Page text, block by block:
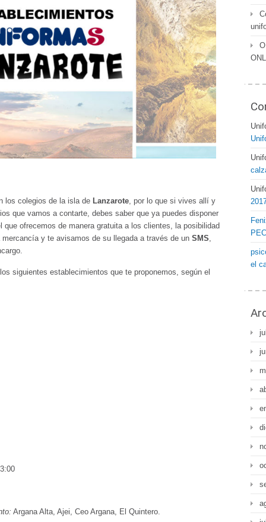
los colegios de la isla de Lanzarote, por lo que si vives allí y
que vamos a contarte, debes saber que ya puedes disponer
que ofrecemos de manera gratuita a los clientes, la posibilidad
y te avisamos de su llegada a través de un SMS,
siguientes establecimientos que te proponemos, según el
Argana Alta, Ajei, Ceo Argana, El Quintero.
el